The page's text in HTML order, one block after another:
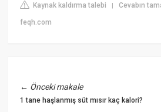
Kaynak kaldırma talebi |Cevabın
feqh.com
← Önceki makale
1 tane haşlanmış süt mısır kaç kalori?